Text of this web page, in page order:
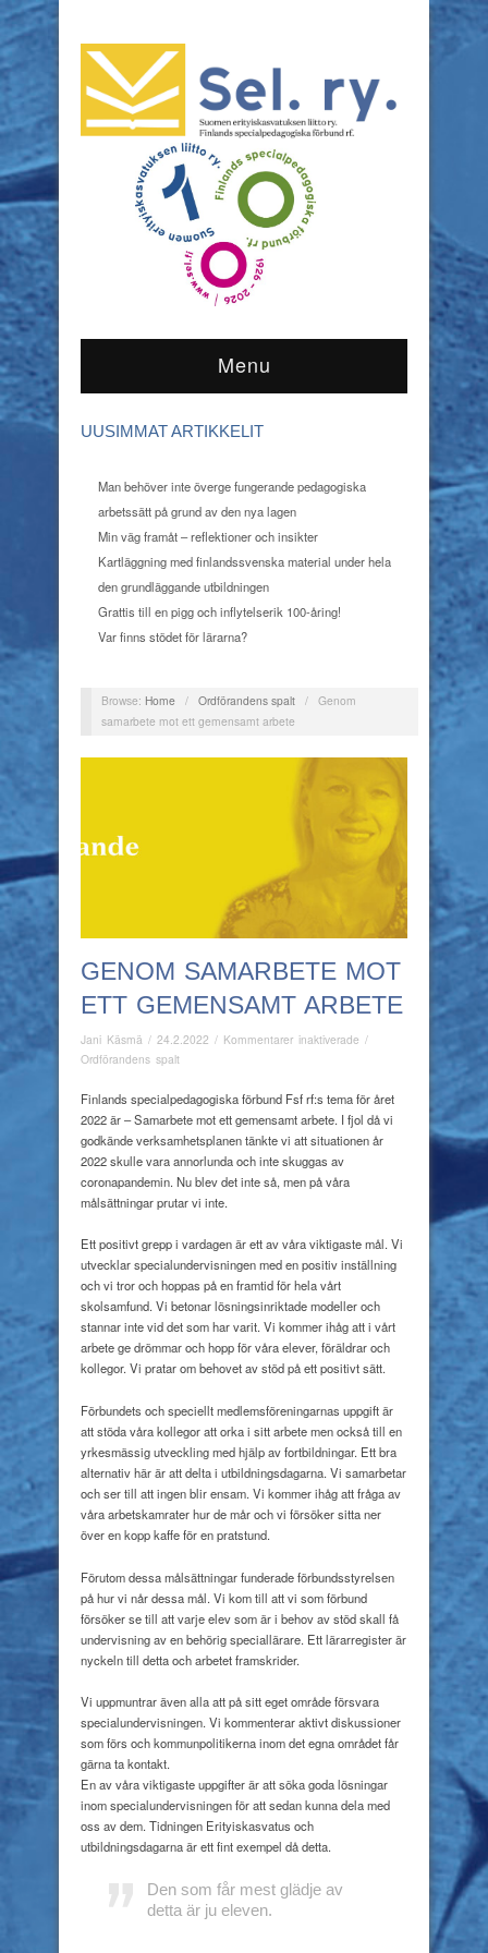
Menu
UUSIMMAT ARTIKKELIT
Man behöver inte överge fungerande pedagogiska
arbetssätt på grund av den nya lagen
Min väg framåt – reflektioner och insikter
Kartläggning med finlandssvenska material under hela
den grundläggande utbildningen
Grattis till en pigg och inflytelserik 100-åring!
Var finns stödet för lärarna?
Browse: Home / Ordförandens spalt /
Genom
samarbete mot ett gemensamt arbete
GENOM SAMARBETE MOT
ETT GEMENSAMT ARBETE
Jani Käsmä / 24.2.2022 / Kommentarer inaktiverade för
mot
ett
gemensamt
/
Ordförandens spalt
Finlands specialpedagogiska förbund Fsf rf:s tema för året
2022 är – Samarbete mot ett gemensamt arbete. I fjol då vi
godkände verksamhetsplanen tänkte vi att situationen år
2022 skulle vara annorlunda och inte skuggas av
coronapandemin. Nu blev det inte så, men på våra
målsättningar prutar vi inte.
Ett positivt grepp i vardagen är ett av våra viktigaste mål. Vi
utvecklar specialundervisningen med en positiv inställning
och vi tror och hoppas på en framtid för hela vårt
skolsamfund. Vi betonar lösningsinriktade modeller och
stannar inte vid det som har varit. Vi kommer ihåg att i vårt
arbete ge drömmar och hopp för våra elever, föräldrar och
kollegor. Vi pratar om behovet av stöd på ett positivt sätt.
Förbundets och speciellt medlemsföreningarnas uppgift är
att stöda våra kollegor att orka i sitt arbete men också till en
yrkesmässig utveckling med hjälp av fortbildningar. Ett bra
alternativ här är att delta i utbildningsdagarna. Vi samarbetar
och ser till att ingen blir ensam. Vi kommer ihåg att fråga av
våra arbetskamrater hur de mår och vi försöker sitta ner
över en kopp kaffe för en pratstund.
Förutom dessa målsättningar funderade förbundsstyrelsen
på hur vi når dessa mål. Vi kom till att vi som förbund
försöker se till att varje elev som är i behov av stöd skall få
undervisning av en behörig speciallärare. Ett lärarregister är
nyckeln till detta och arbetet framskrider.
Vi uppmuntrar även alla att på sitt eget område försvara
specialundervisningen. Vi kommenterar aktivt diskussioner
som förs och kommunpolitikerna inom det egna området får
gärna ta kontakt.
En av våra viktigaste uppgifter är att söka goda lösningar
inom specialundervisningen för att sedan kunna dela med
oss av dem. Tidningen Erityiskasvatus och
utbildningsdagarna är ett fint exempel då detta.
Den som får mest glädje av
detta är ju eleven.